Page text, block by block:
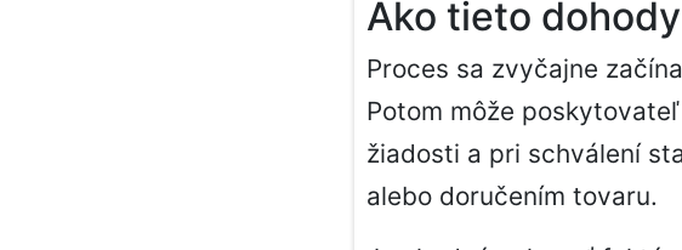
Ako tieto
Proces sa zvyčajne
Potom môže
žiadosti a pri schválení
alebo doručením tovaru.